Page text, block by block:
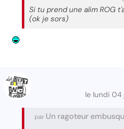
Si tu prend une alim ROG
(ok je sors)
le lundi 04
par Un ragoteur